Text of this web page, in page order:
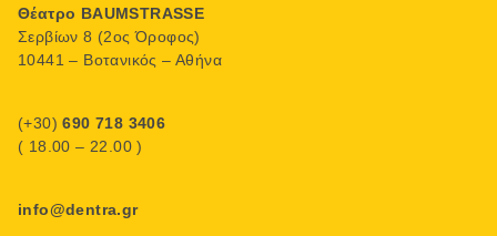
Θέατρο BAUMSTRASSE
Σερβίων 8 (2ος Όροφος)
10441 – Βοτανικός – Αθήνα
(+30)690 718 3406
( 18.00 – 22.00 )
info@dentra.gr